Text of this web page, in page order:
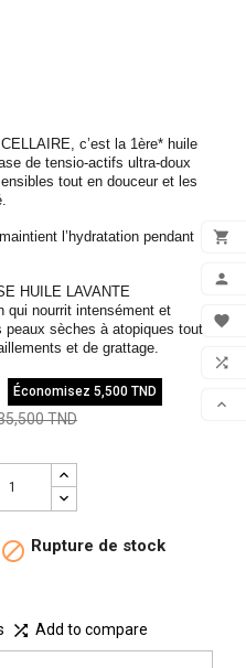





c’est la 1ère* huile
de tensio-actifs ultra-doux
tout en douceur et les
l’hydratation pendant
HUILE LAVANTE
qui nourrit intensément et
peaux sèches à atopiques tout
et de grattage.
Économisez 5,500 TND
TND
 Rupture de stock
 Add to compare